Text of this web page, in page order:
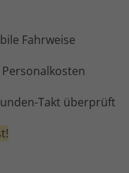
Fahrweise
Takt überprüft